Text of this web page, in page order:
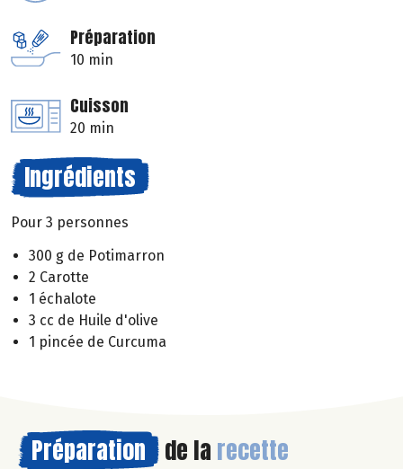
Préparation
10 min
Cuisson
20 min
Ingrédients
Pour 3 personnes
300 g de Potimarron
2 Carotte
1 échalote
3 cc de Huile d'olive
1 pincée de Curcuma
Préparation de la recette